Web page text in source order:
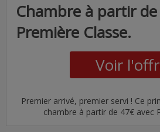
Chambre à partir
Première Classe.
Voir
Premier arrivé, premier servi ! Ce
chambre à partir de 47€ avec